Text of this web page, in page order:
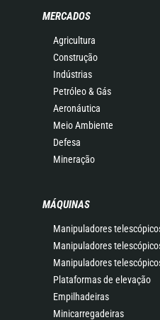
MERCADOS
Agricultura
Construção
Indústrias
Petróleo & Gás
Aeronáutica
Meio Ambiente
Defesa
Mineração
MÁQUINAS
Manipuladores
Manipuladores
Manipuladores
Plataformas de elevação
Empilhadeiras
Minicarregadeiras